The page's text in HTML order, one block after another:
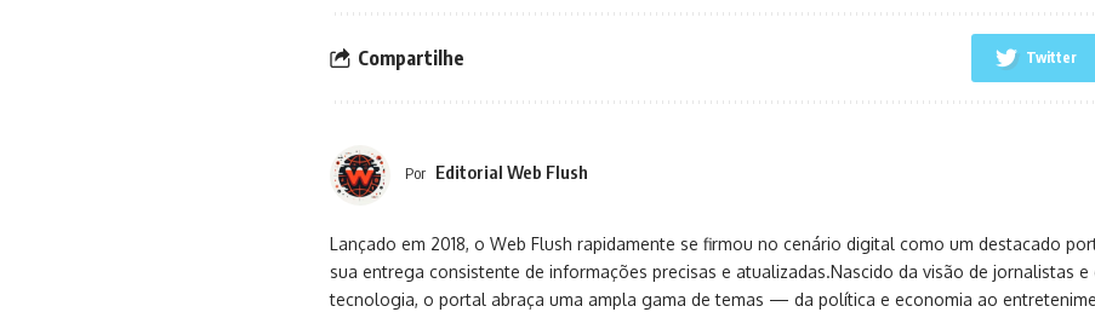
Compartilhe Twitter
Por Editorial Web Flush
Lançado em 2018, o Web Flush rapidamente se firmou no cenário digital como um destacado
sua entrega consistente de informações precisas e atualizadas.Nascido da visão de jornalistas e
tecnologia, o portal abraça uma ampla gama de temas — da política e economia ao